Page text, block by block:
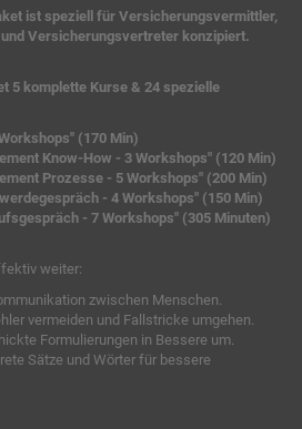
ist speziell für Versicherungsvermittler,
Versicherungsvertreter konzipiert.
5 komplette Kurse & 24 spezielle
(170 Min)
Know-How - 3 Workshops" (120 Min)
Prozesse - 5 Workshops" (200 Min)
- 4 Workshops" (150 Min)
- 7 Workshops" (305 Minuten)
weiter:
zwischen Menschen.
vermeiden und Fallstricke umgehen.
Formulierungen in Bessere um.
Sätze und Wörter für bessere